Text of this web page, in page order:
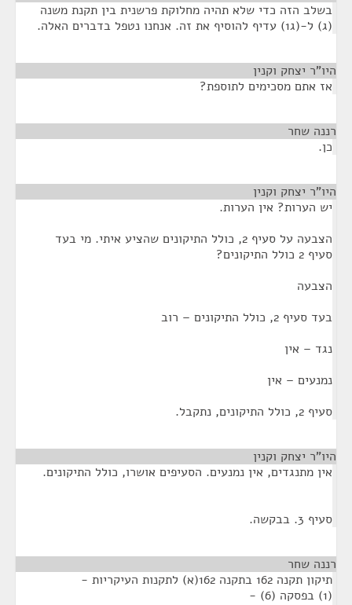
בשלב הזה כדי שלא תהיה מחלוקת פרשנית בין תקנת משנה
(ג) ל-(ג1) עדיף להוסיף את זה. אנחנו נטפל בדברים האלה.
היו"ר יצחק וקנין
אז אתם מסכימים לתוספת?
רננה שחר
כן.
היו"ר יצחק וקנין
יש הערות? אין הערות.
הצבעה על סעיף 2, כולל התיקונים שהציע איתי. מי בעד
סעיף 2 כולל התיקונים?
הצבעה
בעד סעיף 2, כולל התיקונים – רוב
נגד – אין
נמנעים – אין
סעיף 2, כולל התיקונים, נתקבל.
היו"ר יצחק וקנין
אין מתנגדים, אין נמנעים. הסעיפים אושרו, כולל התיקונים.
סעיף 3. בבקשה.
רננה שחר
תיקון תקנה 162 בתקנה 162(א) לתקנות העיקריות -
(1) בפסקה (6) -